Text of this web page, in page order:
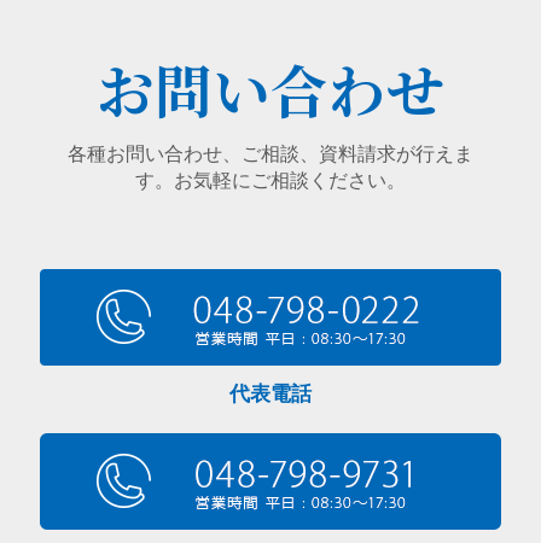
お問い合わせ
各種お問い合わせ、ご相談、資料請求が行えま
す。お気軽にご相談ください。
代表電話